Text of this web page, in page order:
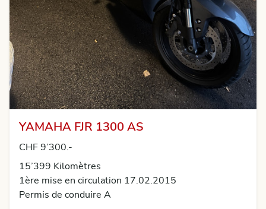
YAMAHA FJR 1300 AS
CHF 9’300.-
15’399 Kilomètres
1ère mise en circulation 17.02.2015
Permis de conduire A